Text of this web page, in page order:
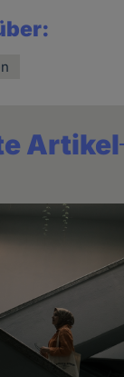
Artikel